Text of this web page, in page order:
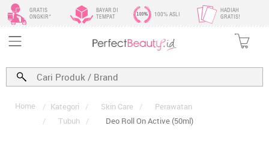
GRATIS
ONGKIR*
BAYAR DI
TEMPAT
100% ASLI
HADIAH
GRATIS!
Home / Kategori / Skin Care /
Perawatan
/
Tubuh / Deo Roll On Active (50ml)